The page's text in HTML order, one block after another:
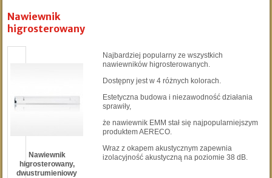
Nawiewnik
higrosterowany
Nawiewnik
higrosterowany,
dwustrumieniowy
Najbardziej popularny ze wszystkich
nawiewników higrosterowanych.
Dostępny jest w 4 różnych kolorach.
Estetyczna budowa i niezawodność działania
sprawiły,
że nawiewnik EMM stał się najpopularniejszym
produktem AERECO.
Wraz z okapem akustycznym zapewnia
izolacyjność akustyczną na poziomie 38 dB.